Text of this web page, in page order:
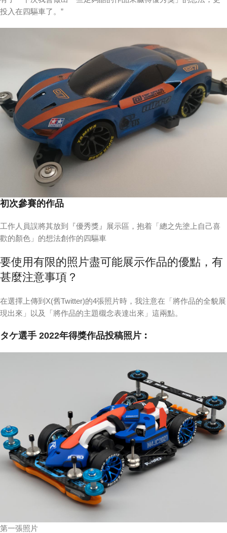
投入在四驅車了。”
初次參賽的作品
工作人員誤將其放到『優秀獎』展示區，抱着「總之先塗上自己喜
歡的顏色」的想法創作的四驅車
要使用有限的照片盡可能展示作品的優點，有
甚麼注意事項？
在選擇上傳到X(舊Twitter)的4張照片時，我注意在「將作品的全貌展
現出來」以及「將作品的主題櫬念表達出來」這兩點。
タケ選手 2022年得獎作品投稿照片︰
第一張照片